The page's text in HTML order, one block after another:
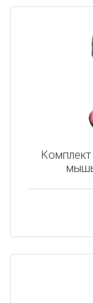
Комплект